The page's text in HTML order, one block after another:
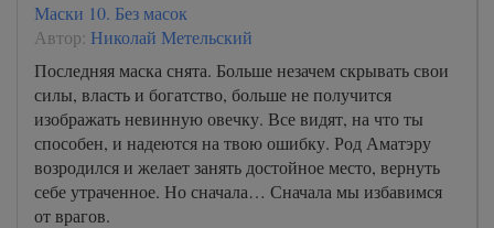
Маски 10. Без масок
Автор: Николай Метельский
Последняя маска снята. Больше незачем скрывать свои
силы, власть и богатство, больше не получится
изображать невинную овечку. Все видят, на что ты
способен, и надеются на твою ошибку. Род Аматэру
возродился и желает занять достойное место, вернуть
себе утраченное. Но сначала… Сначала мы избавимся
от врагов.